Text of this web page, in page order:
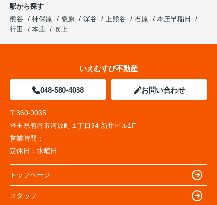
駅から探す
熊谷
神保原 籠原 深谷 上熊谷 石原
本庄早稲田
行田
本庄 吹上
いえむすび不動産
048-580-4088 お問い合わせ
〒360-0035
埼玉県熊谷市河原町１丁目94 新井ビル1F
営業時間： -
定休日： 水曜日
トップページ
スタッフ